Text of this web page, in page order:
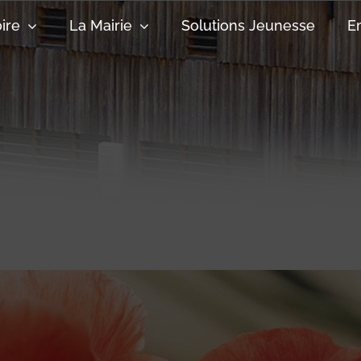
La Mairie Solutions Jeunesse